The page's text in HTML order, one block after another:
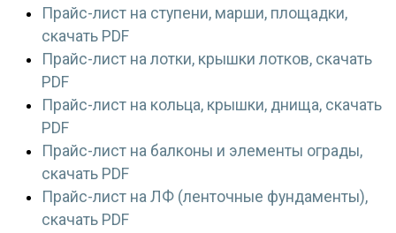
Прайс-лист на ступени, марши, площадки,
скачать PDF
Прайс-лист на лотки, крышки лотков, скачать
PDF
Прайс-лист на кольца, крышки, днища, скачать
PDF
Прайс-лист на балконы и элементы ограды,
скачать PDF
Прайс-лист на ЛФ (ленточные фундаменты),
скачать PDF